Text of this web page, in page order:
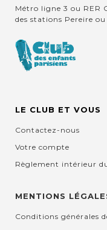
Métro ligne 3 ou RER
des stations Pereire
LE CLUB ET VOUS
Contactez-nous
Votre compte
Règlement intérieur
MENTIONS
Conditions générales